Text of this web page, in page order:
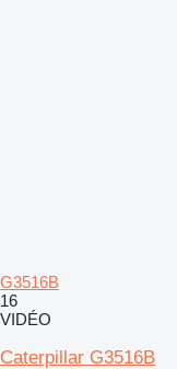
G3516B
16
VIDÉO
Caterpillar G3516B